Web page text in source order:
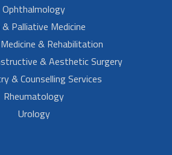
Ophthalmology
& Palliative Medicine
& Rehabilitation
& Aesthetic Surgery
& Counselling Services
Rheumatology
Urology